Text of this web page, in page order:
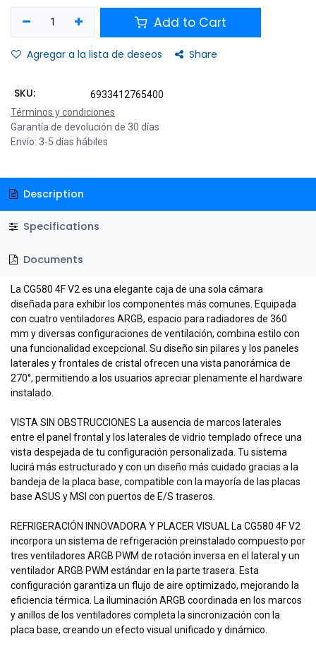
Add to Cart
Agregar a la lista de deseos Share
SKU:
6933412765400
Términos y condiciones
Garantía de devolución de 30 días
Envío: 3-5 días hábiles
Description
Specifications
Documents
La CG580 4F V2 es una elegante caja de una sola cámara
diseñada para exhibir los componentes más comunes. Equipada
con cuatro ventiladores ARGB, espacio para radiadores de 360 ​​
mm y diversas configuraciones de ventilación, combina estilo con
una funcionalidad excepcional. Su diseño sin pilares y los paneles
laterales y frontales de cristal ofrecen una vista panorámica de
270°, permitiendo a los usuarios apreciar plenamente el hardware
instalado.
VISTA SIN OBSTRUCCIONES La ausencia de marcos laterales
entre el panel frontal y los laterales de vidrio templado ofrece una
vista despejada de tu configuración personalizada. Tu sistema
lucirá más estructurado y con un diseño más cuidado gracias a la
bandeja de la placa base, compatible con la mayoría de las placas
base ASUS y MSI con puertos de E/S traseros.
REFRIGERACIÓN INNOVADORA Y PLACER VISUAL La CG580 4F V2
incorpora un sistema de refrigeración preinstalado compuesto por
tres ventiladores ARGB PWM de rotación inversa en el lateral y un
ventilador ARGB PWM estándar en la parte trasera. Esta
configuración garantiza un flujo de aire optimizado, mejorando la
eficiencia térmica. La iluminación ARGB coordinada en los marcos
y anillos de los ventiladores completa la sincronización con la
placa base, creando un efecto visual unificado y dinámico.